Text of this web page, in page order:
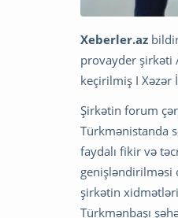
Xeberler.az
provayder şirkəti
keçirilmiş I Xəzər
Şirkətin forum
Türkmənistanda
faydalı fikir və
genişləndirilməsi
şirkətin
Türkmənbaşı